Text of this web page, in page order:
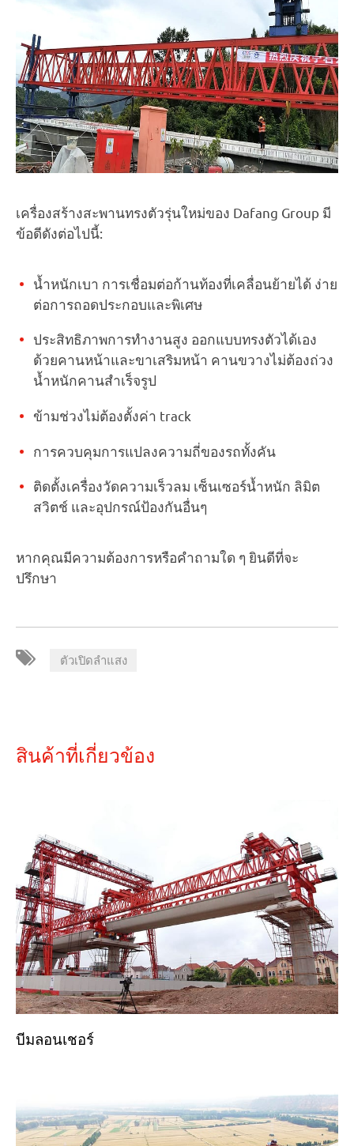
เครื่องสร้างสะพานทรงตัวรุ่นใหม่ของ Dafang Group มี
ข้อดีดังต่อไปนี้:
น้ำหนักเบา การเชื่อมต่อก้านท้องที่เคลื่อนย้ายได้ ง่าย
ต่อการถอดประกอบและพิเศษ
ประสิทธิภาพการทำงานสูง ออกแบบทรงตัวได้เอง
ด้วยคานหน้าและขาเสริมหน้า คานขวางไม่ต้องถ่วง
น้ำหนักคานสำเร็จรูป
ข้ามช่วงไม่ต้องตั้งค่า track
การควบคุมการแปลงความถี่ของรถทั้งคัน
ติดตั้งเครื่องวัดความเร็วลม เซ็นเซอร์น้ำหนัก ลิมิต
สวิตช์ และอุปกรณ์ป้องกันอื่นๆ
หากคุณมีความต้องการหรือคำถามใด ๆ ยินดีที่จะ
ปรึกษา
ตัวเปิดลำแสง
สินค้าที่เกี่ยวข้อง
บีมลอนเชอร์